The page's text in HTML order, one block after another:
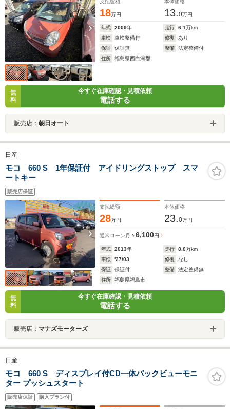
支払総額
18万円
本体価格
13.0万円
年式 2009年 走行 6.1万km
車検
車検整備付 修復
あり
保証
保証無 整備
法定整備付
住所
福島県西白河郡
無
料
今すぐ在庫確認・見積依頼
電話する
販売店： 朝日オート
日産
モコ 660 S 1年保証付 アイドリングストップ スマ
ートキー
販売店保証
支払総額
28万円
本体価格
23.0万円
通常ローン 月々6,100円
年式 2013年 走行 8.0万km
車検
'27/03 修復
なし
保証
保証付 整備
法定整備無
住所
福島県福島市
無
料
今すぐ在庫確認・見積依頼
電話する
販売店： マナズモーターズ
日産
モコ 660 S ディスプレイ付CD一体バックビューモニ
ター プッシュスタート
販売店保証 購入プラン付